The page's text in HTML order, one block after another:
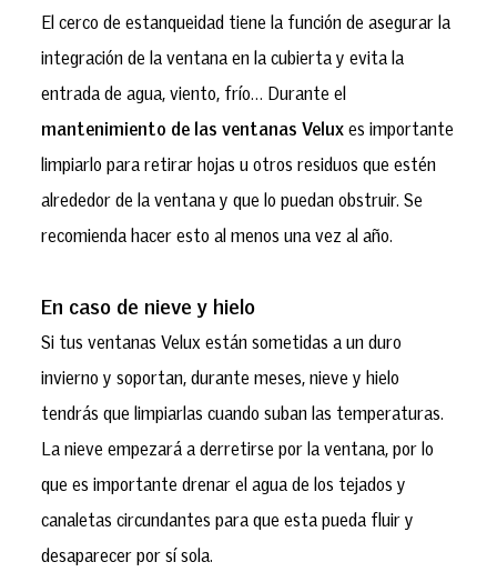
El cerco de estanqueidad tiene la función de asegurar la
integración de la ventana en la cubierta y evita la
entrada de agua, viento, frío… Durante el
mantenimiento de las ventanas Veluxes importante
limpiarlo para retirar hojas u otros residuos que estén
alrededor de la ventana y que lo puedan obstruir. Se
recomienda hacer esto al menos una vez al año.
En caso de nieve y hielo
Si tus ventanas Velux están sometidas a un duro
invierno y soportan, durante meses, nieve y hielo
tendrás que limpiarlas cuando suban las temperaturas.
La nieve empezará a derretirse por la ventana, por lo
que es importante drenar el agua de los tejados y
canaletas circundantes para que esta pueda fluir y
desaparecer por sí sola.